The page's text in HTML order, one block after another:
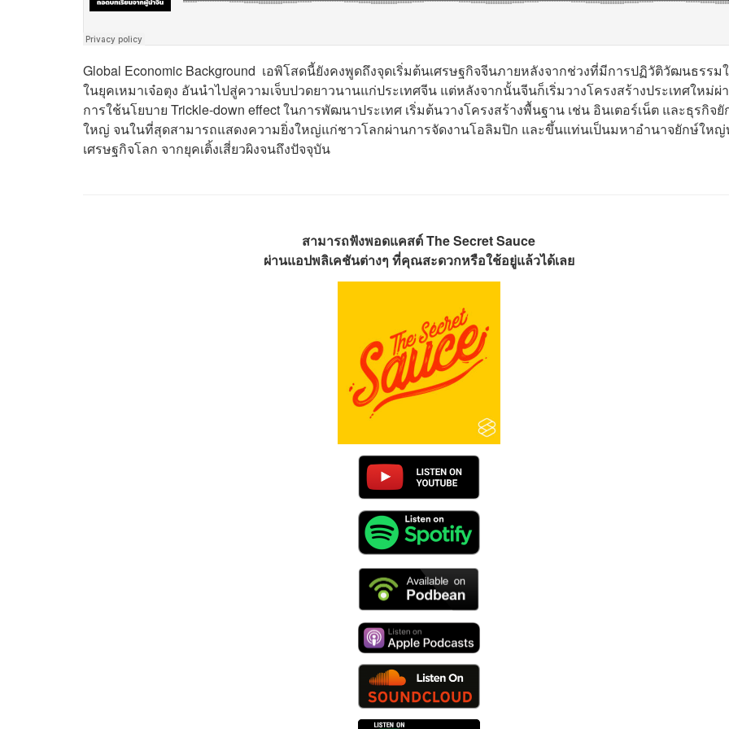
Global Economic Background เอพิโสดนี้ยังคงพูดถึงจุดเริ่มต้นเศรษฐกิจจีนภายหลังจากช่วงที่มีการปฏิวัติวัฒนธรรม
ในยุคเหมาเจ๋อตุง อันนำไปสู่ความเจ็บปวดยาวนานแก่ประเทศจีน แต่หลังจากนั้นจีนก็เริ่มวางโครงสร้างประเทศใหม่ผ่
การใช้นโยบาย Trickle-down effect ในการพัฒนาประเทศ เริ่มต้นวางโครงสร้างพื้นฐาน เช่น อินเตอร์เน็ต และธุรกิจยั
ใหญ่ จนในที่สุดสามารถแสดงความยิ่งใหญ่แก่ชาวโลกผ่านการจัดงานโอลิมปิก และขึ้นแท่นเป็นมหาอำนาจยักษ์ใหญ่
เศรษฐกิจโลก จากยุคเติ้งเสี่ยวผิงจนถึงปัจจุบัน
สามารถฟังพอดแคสต์ The Secret Sauce
ผ่านแอปพลิเคชันต่างๆ ที่คุณสะดวกหรือใช้อยู่แล้วได้เลย